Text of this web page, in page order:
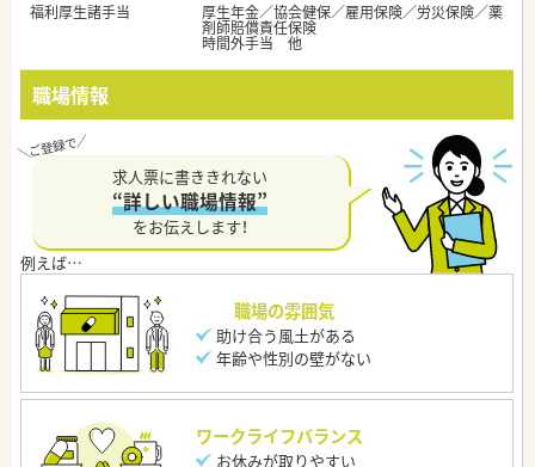
福利厚生諸手当
厚生年金／協会健保／雇用保険／労災保険／薬
剤師賠償責任保険
時間外手当 他
職場情報
求人票に書ききれない
“詳しい職場情報”
をお伝えします！
職場の雰囲気
助け合う風土がある
年齢や性別の壁がない
ワークライフバランス
お休みが取りやすい